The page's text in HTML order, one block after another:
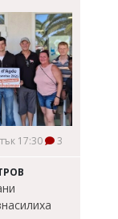
17:30 3